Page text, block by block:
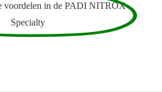
voordelen in de PADI NITROX
Specialty